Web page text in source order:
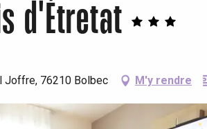
d'Étretat
Joffre, 76210 Bolbec M'y rendre